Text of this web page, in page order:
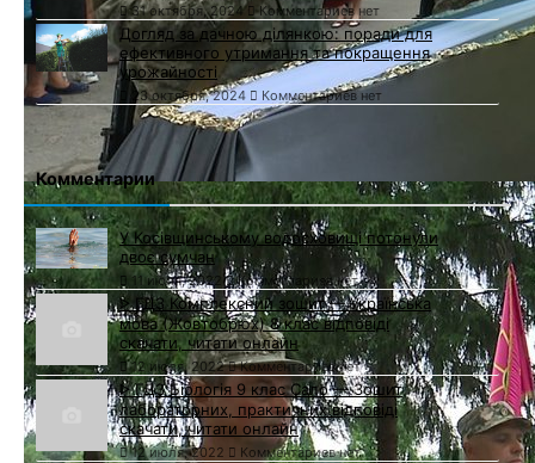
31 октября, 2024 Комментариев нет
Догляд за дачною ділянкою: поради для
ефективного утримання та покращення
урожайності
23 октября, 2024 Комментариев нет
Комментарии
У Косівщинському водосховищі потонули
двоє сумчан
11 июля, 2022 Комментариев нет
ᐈ ГДЗ Комплексний зошит — Українська
мова (Жовтобрюх) 8 клас відповіді
скачати, читати онлайн
12 июля, 2022 Комментариев нет
ᐈ ГДЗ Біологія 9 клас Сало — Зошит
лабораторних, практичних відповіді
скачати, читати онлайн
12 июля, 2022 Комментариев нет